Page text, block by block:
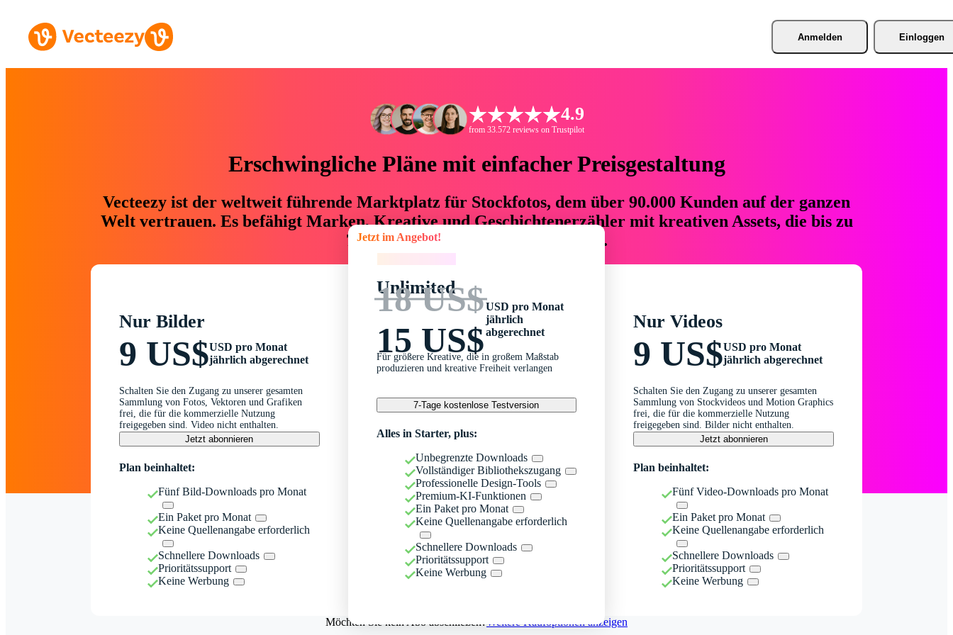
Anmelden Einloggen
4.9
from 33.572 reviews on Trustpilot
Erschwingliche Pläne mit einfacher Preisgestaltung
Vecteezy ist der weltweit führende Marktplatz für Stockfotos, dem über 90.000 Kunden auf der ganzen
Welt vertrauen. Es befähigt Marken, Kreative und Geschichtenerzähler mit kreativen Assets, die bis zu
76 % an Zeit und Budget einsparen.
Nur Bilder
9 US$USD pro Monat
jährlich abgerechnet
Schalten Sie den Zugang zu unserer gesamten
Sammlung von Fotos, Vektoren und Grafiken
frei, die für die kommerzielle Nutzung
freigegeben sind. Video nicht enthalten.
Jetzt abonnieren
Plan beinhaltet:
Fünf Bild-Downloads pro Monat
Ein Paket pro Monat
Keine Quellenangabe erforderlich
Schnellere Downloads
Prioritätssupport
Keine Werbung
Jetzt im Angebot!
Unlimited
18 US$
15 US$
USD pro Monat
jährlich
abgerechnet
Für größere Kreative, die in großem Maßstab
produzieren und kreative Freiheit verlangen
7-Tage kostenlose Testversion
Alles in Starter, plus:
Unbegrenzte Downloads
Vollständiger Bibliothekszugang
Professionelle Design-Tools
Premium-KI-Funktionen
Ein Paket pro Monat
Keine Quellenangabe erforderlich
Schnellere Downloads
Prioritätssupport
Keine Werbung
Nur Videos
9 US$USD pro Monat
jährlich abgerechnet
Schalten Sie den Zugang zu unserer gesamten
Sammlung von Stockvideos und Motion Graphics
frei, die für die kommerzielle Nutzung
freigegeben sind. Bilder nicht enthalten.
Jetzt abonnieren
Plan beinhaltet:
Fünf Video-Downloads pro Monat
Ein Paket pro Monat
Keine Quellenangabe erforderlich
Schnellere Downloads
Prioritätssupport
Keine Werbung
Möchten Sie kein Abo abschließen?Weitere Kaufoptionen anzeigen